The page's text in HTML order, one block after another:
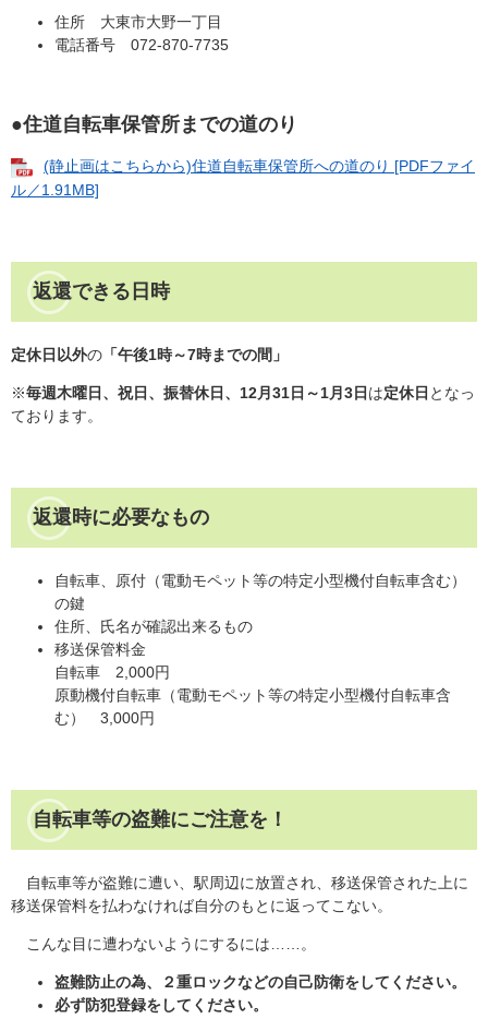
住所 大東市大野一丁目
電話番号 072-870-7735
●住道自転車保管所までの道のり
(静止画はこちらから)住道自転車保管所への道のり [PDFファイ
ル／1.91MB]
返還できる日時
定休日以外の 「午後1時～7時までの間」
※毎週木曜日、祝日、振替休日、12月31日～1月3日 は定休日 となっ
ております。
返還時に必要なもの
自転車、原付（電動モペット等の特定小型機付自転車含む）
の鍵
住所、氏名が確認出来るもの
移送保管料金
自転車 2,000円
原動機付自転車（電動モペット等の特定小型機付自転車含
む） 3,000円
自転車等の盗難にご注意を！
自転車等が盗難に遭い、駅周辺に放置され、移送保管された上に
移送保管料を払わなければ自分のもとに返ってこない。
こんな目に遭わないようにするには……。
盗難防止の為、２重ロックなどの自己防衛をしてください。
必ず防犯登録をしてください。